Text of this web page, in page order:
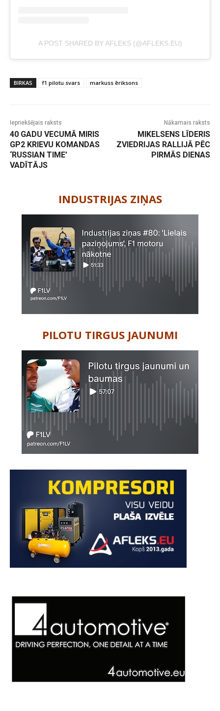
A POST SHARED BY AFLEKS (@AFLEKS.EU)
BIRKAS f1 pilotu svars markuss ēriksons
Iepriekšējais raksts
40 GADU VECUMĀ MIRIS
GP2 KRIEVU KOMANDAS
‘RUSSIAN TIME’
VADĪTĀJS
Nākamais raksts
MIKELSENS LĪDERIS
ZVIEDRIJAS RALLIJĀ PĒC
PIRMĀS DIENAS
INDUSTRIJAS ZIŅAS
PILOTU TIRGUS JAUNUMI